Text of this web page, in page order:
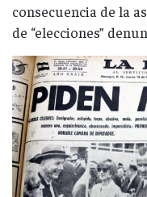
consecuencia de la
de “elecciones”